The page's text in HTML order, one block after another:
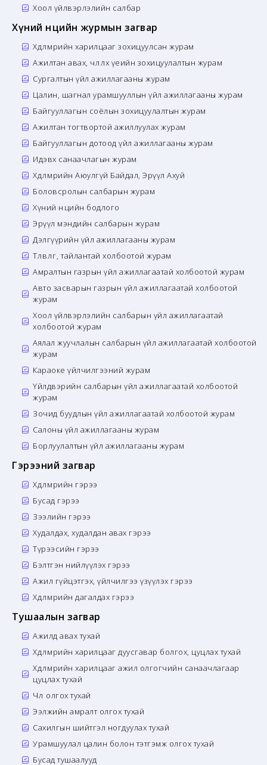
Хоол үйлвэрлэлийн салбар
Хүний нөөцийн журмын загвар
Хөдөлмөрийн харилцааг зохицуулсан журам
Ажилтан авах, чөлөөлөх үеийн зохицуулалтын журам
Сургалтын үйл ажиллагааны журам
Цалин, шагнал урамшууллын үйл ажиллагааны журам
Байгууллагын соёлын зохицуулалтын журам
Ажилтан тогтвортой ажиллуулах журам
Байгууллагын дотоод үйл ажиллагааны журам
Идэвх санаачлагын журам
Хөдөлмөрийн Аюулгүй Байдал, Эрүүл Ахуй
Боловсролын салбарын журам
Хүний нөөцийн бодлого
Эрүүл мэндийн салбарын журам
Дэлгүүрийн үйл ажиллагааны журам
Төлөвлөгөө, тайлантай холбоотой журам
Амралтын газрын үйл ажиллагаатай холбоотой журам
Авто засварын газрын үйл ажиллагаатай холбоотой
журам
Хоол үйлвэрлэлийн салбарын үйл ажиллагаатай
холбоотой журам
Аялал жуучлалын салбарын үйл ажиллагаатай холбоотой
журам
Караоке үйлчилгээний журам
Үйлдвэрийн салбарын үйл ажиллагаатай холбоотой
журам
Зочид буудлын үйл ажиллагаатай холбоотой журам
Салоны үйл ажиллагааны журам
Борлуулалтын үйл ажиллагааны журам
Гэрээний загвар
Хөдөлмөрийн гэрээ
Бусад гэрээ
Зээлийн гэрээ
Худалдах, худалдан авах гэрээ
Түрээсийн гэрээ
Бэлтгэн нийлүүлэх гэрээ
Ажил гүйцэтгэх, үйлчилгээ үзүүлэх гэрээ
Хөдөлмөрийн дагалдах гэрээ
Тушаалын загвар
Ажилд авах тухай
Хөдөлмөрийн харилцааг дуусгавар болгох, цуцлах тухай
Хөдөлмөрийн харилцааг ажил олгогчийн санаачлагаар
цуцлах тухай
Чөлөө олгох тухай
Ээлжийн амралт олгох тухай
Сахилгын шийтгэл ногдуулах тухай
Урамшуулал цалин болон тэтгэмж олгох тухай
Бусад тушаалууд